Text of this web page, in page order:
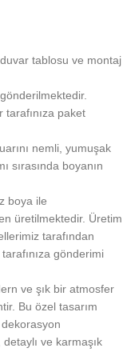
tablosu ve montaj
paket
nemli, yumuşak
sırasında boyanın
boya ile
üretilmektedir. Üretim
tarafından
gönderimi
ve şık bir atmosfer
Bu özel tasarım
dekorasyon
ve karmaşık